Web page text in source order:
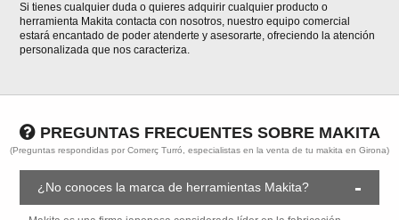
Si tienes cualquier duda o quieres adquirir cualquier producto o
herramienta Makita contacta con nosotros, nuestro equipo comercial
estará encantado de poder atenderte y asesorarte, ofreciendo la atención
personalizada que nos caracteriza.
PREGUNTAS FRECUENTES SOBRE MAKITA
(Preguntas respondidas por Comerç Turró, especialistas en la venta de tu makita en Girona)
¿No conoces la marca de herramientas Makita?